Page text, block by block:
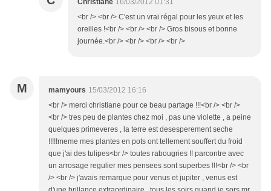
Christiane 16/03/2012 01:31
<br /> <br /> C'est un vrai régal pour les yeux et les
oreilles !<br /> <br /> <br /> Gros bisous et bonne
journée.<br /> <br /> <br /> <br />
M mamyours 15/03/2012 16:16
<br /> merci christiane pour ce beau partage !!!<br /> <br />
<br /> tres peu de plantes chez moi , pas une violette , a peine
quelques primeveres , la terre est desesperement seche
!!!!!meme mes plantes en pots ont tellement souffert du froid
que j'ai des tulipes<br /> toutes rabougries !! parcontre avec
un arrosage regulier mes pensees sont superbes !!!<br /> <br
/> <br /> j'avais remarque pour venus et jupiter , venus est